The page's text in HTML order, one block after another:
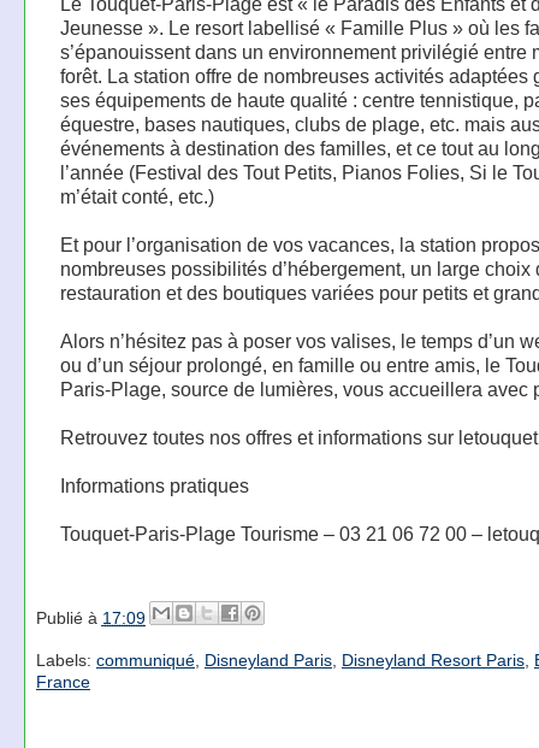
Jeunesse ». Le resort labellisé « Famille Plus » où les
s’épanouissent dans un environnement privilégié entre
forêt. La station offre de nombreuses activités adaptées
ses équipements de haute qualité : centre tennistique,
équestre, bases nautiques, clubs de plage, etc. mais
événements à destination des familles, et ce tout au
l’année (Festival des Tout Petits, Pianos Folies, Si le
m’était conté, etc.)
Et pour l’organisation de vos vacances, la station
nombreuses possibilités d’hébergement, un large choix
restauration et des boutiques variées pour petits et
Alors n’hésitez pas à poser vos valises, le temps d’un
ou d’un séjour prolongé, en famille ou entre amis, le
Paris-Plage, source de lumières, vous accueillera avec
Retrouvez toutes nos offres et informations sur
Informations pratiques
Touquet-Paris-Plage Tourisme – 03 21 06 72 00 –
Publié à 17:09
Labels: communiqué, Disneyland Paris, Disneyland Resort Paris,
France